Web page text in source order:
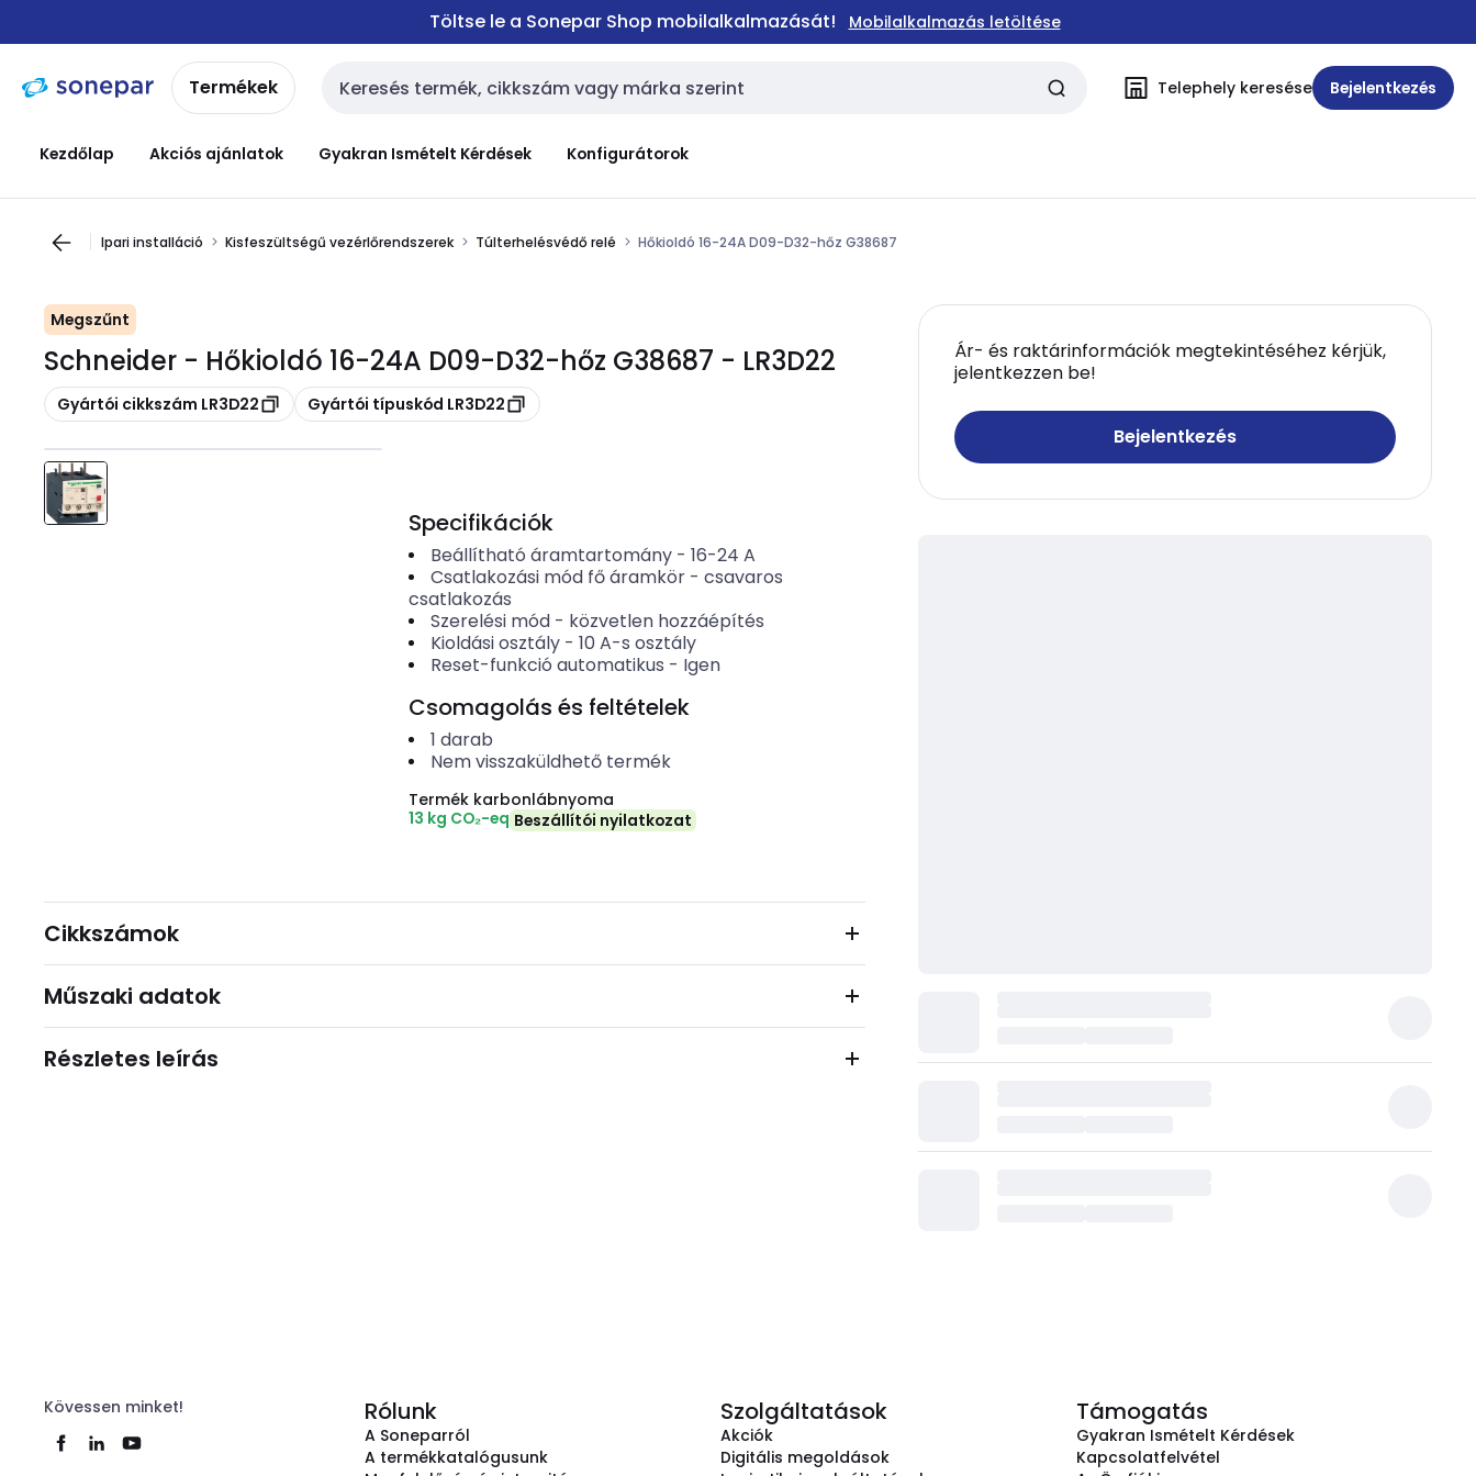
navigációhoztartalomra
Töltse le a Sonepar Shop mobilalkalmazását! Mobilalkalmazás letöltése
Termékek Keresési bemenet Telephely keresése Bejelentkezés
Kezdőlap Akciós ajánlatok Gyakran Ismételt Kérdések Konfigurátorok
Ipari installáció Kisfeszültségű vezérlőrendszerek Túlterhelésvédő relé Hőkioldó 16-24A D09-D32-hőz G38687
Megszűnt
Schneider - Hőkioldó 16-24A D09-D32-hőz G38687 - LR3D22
Másolás
Gyártói cikkszám LR3D22 Másolás
Gyártói típuskód LR3D22
Ár- és raktárinformációk megtekintéséhez kérjük,
jelentkezzen be!
Bejelentkezés
Specifikációk
Beállítható áramtartomány- 16-24 A
Csatlakozási mód fő áramkör- csavaros
csatlakozás
Szerelési mód- közvetlen hozzáépítés
Kioldási osztály- 10 A-s osztály
Reset-funkció automatikus - Igen
Csomagolás és feltételek
1 darab
Nem visszaküldhető termék
Termék karbonlábnyoma
13 kg CO₂-eq Beszállítói nyilatkozat
Cikkszámok
Műszaki adatok
Részletes leírás
Kövessen minket! Rólunk
A Soneparról
A termékkatalógusunk
Szolgáltatások
Akciók
Digitális megoldások
Támogatás
Gyakran Ismételt Kérdések
Kapcsolatfelvétel